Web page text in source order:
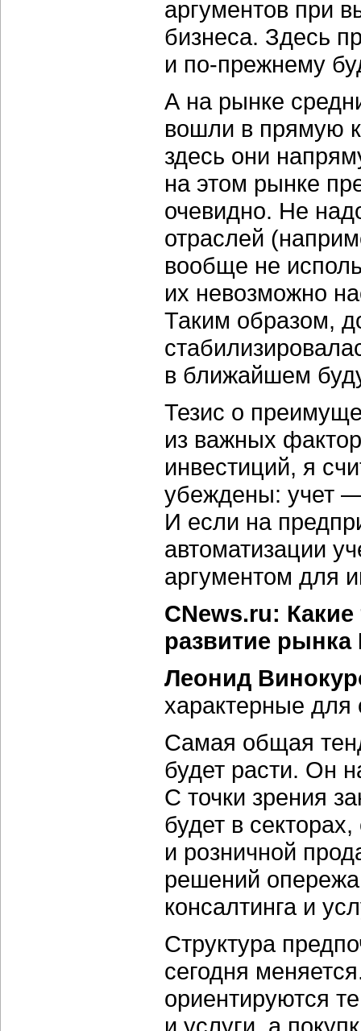
аргументов при
бизнеса. Здесь
и по-прежнему
А на рынке
вошли в прямую
здесь они
на этом рынке
очевидно. Не
отраслей
вообще не
их невозможно
Таким образом,
в ближайшем
Тезис о
из важных
инвестиций, я
убеждены: учет
И если на
автоматизации
аргументом для
CNews.ru:
развитие рынка
Леонид
характерные для
Самая общая
будет расти. Он
С точки зрения
будет в
и розничной
решений
консалтинга и
Структура
сегодня
ориентируются